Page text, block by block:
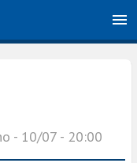
- 10/07 - 20:00